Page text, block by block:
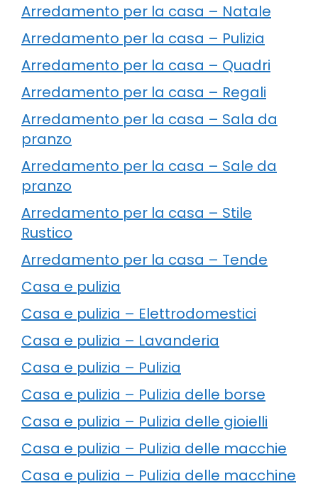
Arredamento per la casa – Natale
Arredamento per la casa – Pulizia
Arredamento per la casa – Quadri
Arredamento per la casa – Regali
Arredamento per la casa – Sala da
pranzo
Arredamento per la casa – Sale da
pranzo
Arredamento per la casa – Stile
Rustico
Arredamento per la casa – Tende
Casa e pulizia
Casa e pulizia – Elettrodomestici
Casa e pulizia – Lavanderia
Casa e pulizia – Pulizia
Casa e pulizia – Pulizia delle borse
Casa e pulizia – Pulizia delle gioielli
Casa e pulizia – Pulizia delle macchie
Casa e pulizia – Pulizia delle macchine